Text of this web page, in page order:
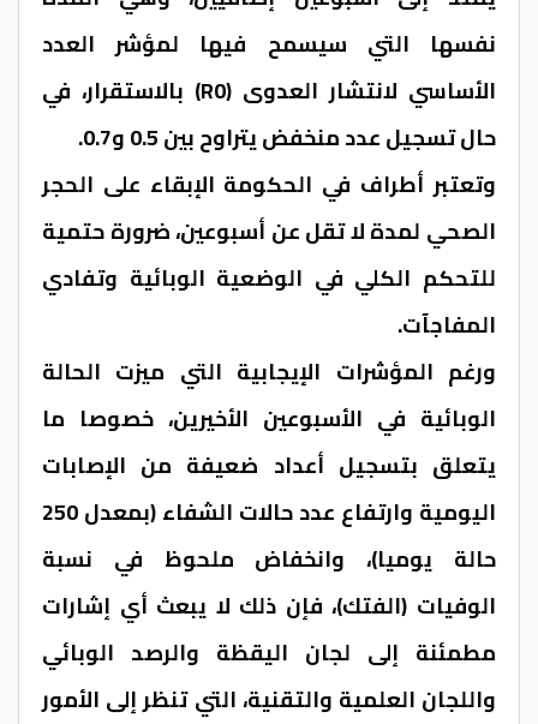
نفسها التي سيسمح فيها لمؤشر العدد
الأساسي لانتشار العدوى (R0) بالاستقرار، في
حال تسجيل عدد منخفض يتراوح بين 0.5 و0.7.
وتعتبر أطراف في الحكومة الإبقاء على الحجر
الصحي لمدة لا تقل عن أسبوعين، ضرورة حتمية
للتحكم الكلي في الوضعية الوبائية وتفادي
المفاجآت.
ورغم المؤشرات الإيجابية التي ميزت الحالة
الوبائية في الأسبوعين الأخيرين، خصوصا ما
يتعلق بتسجيل أعداد ضعيفة من الإصابات
اليومية وارتفاع عدد حالات الشفاء (بمعدل 250
حالة يوميا)، وانخفاض ملحوظ في نسبة
الوفيات (الفتك)، فإن ذلك لا يبعث أي إشارات
مطمئنة إلى لجان اليقظة والرصد الوبائي
واللجان العلمية والتقنية، التي تنظر إلى الأمور